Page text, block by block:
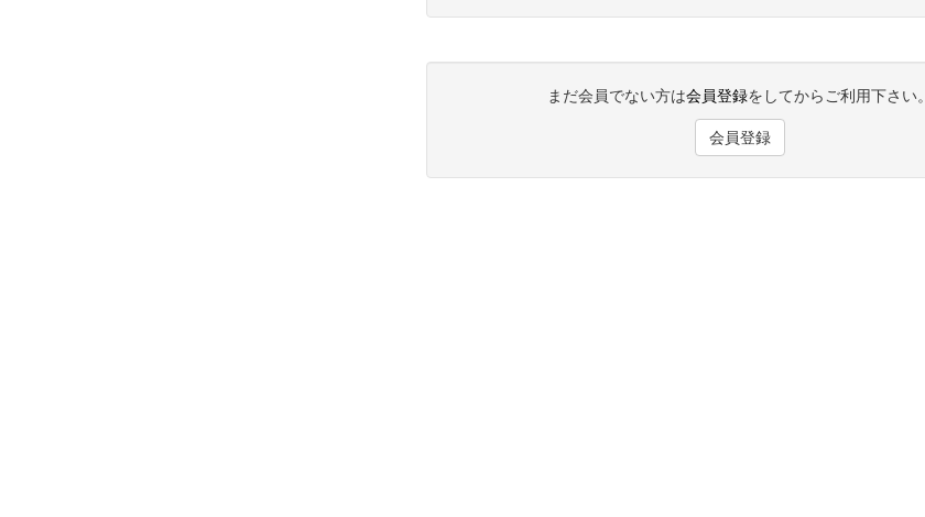
まだ会員でない方は会員登録をしてからご利用下さい。
会員登録